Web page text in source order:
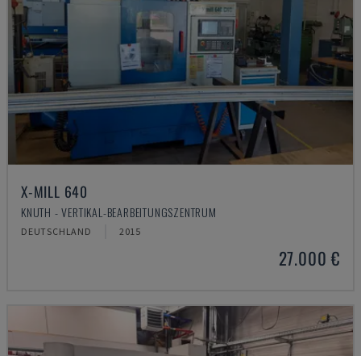
X-MILL 640
KNUTH - VERTIKAL-BEARBEITUNGSZENTRUM
DEUTSCHLAND 2015
27.000 €